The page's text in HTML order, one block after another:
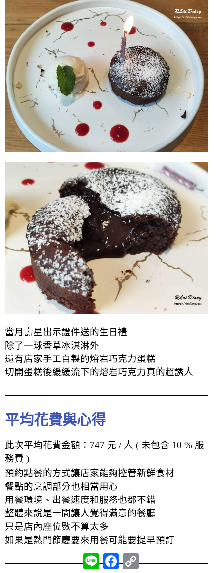
當月壽星出示證件送的生日禮
除了一球香草冰淇淋外
還有店家手工自製的熔岩巧克力蛋糕
切開蛋糕後緩緩流下的熔岩巧克力真的超誘人
平均花費與心得
此次平均花費金額：747 元 / 人 ( 未包含 10 % 服
務費 )
預約點餐的方式讓店家能夠控管新鮮食材
餐點的烹調部分也相當用心
用餐環境、出餐速度和服務也都不錯
整體來說是一間讓人覺得滿意的餐廳
只是店內座位數不算太多
如果是熱門節慶要來用餐可能要提早預訂
L
i
F
a
o